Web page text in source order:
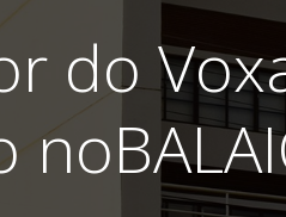
do